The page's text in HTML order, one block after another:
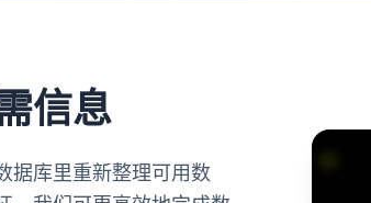
信息
据库里重新整理可用数